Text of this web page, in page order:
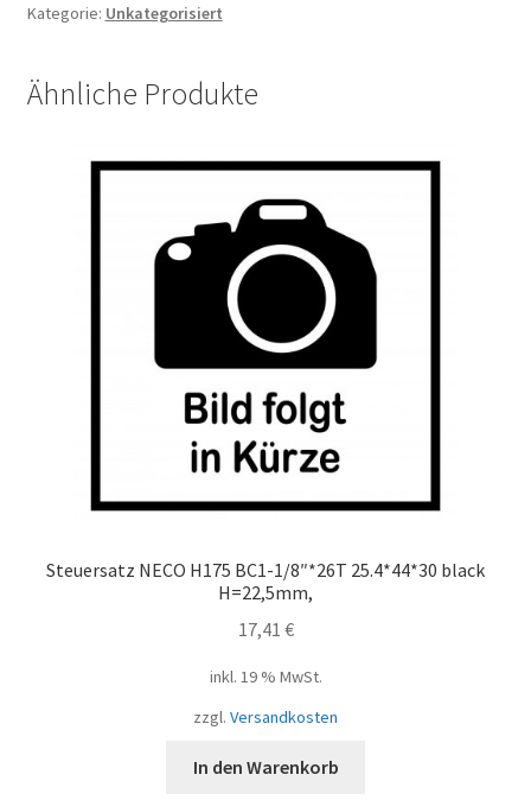
Kategorie: Unkategorisiert
Ähnliche Produkte
Steuersatz NECO H175 BC1-1/8″*26T 25.4*44*30 black
H=22,5mm,
17,41 €
inkl. 19 % MwSt.
zzgl. Versandkosten
In den Warenkorb